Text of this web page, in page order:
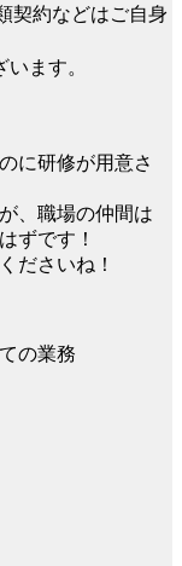
契約などはご自身
ます。
に研修が用意さ
、職場の仲間は
ずです！
ださいね！
の業務